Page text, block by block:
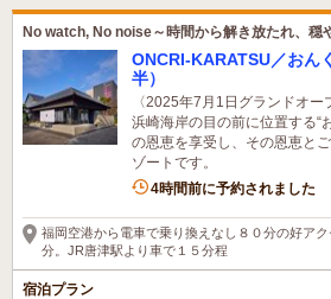
No watch, No noise～時間から解き放たれ、穏
ONCRI-KARATSU／おん
半）
〈2025年7月1日グランドオ
浜崎海岸の目の前に位置する“
の恩恵を享受し、その恩恵と
ゾートです。
2名がこの宿を見ています
4時間前に予約されました
福岡空港から電車で乗り換えなし８０分の好ア
分。JR唐津駅より車で１５分程
宿泊プラン